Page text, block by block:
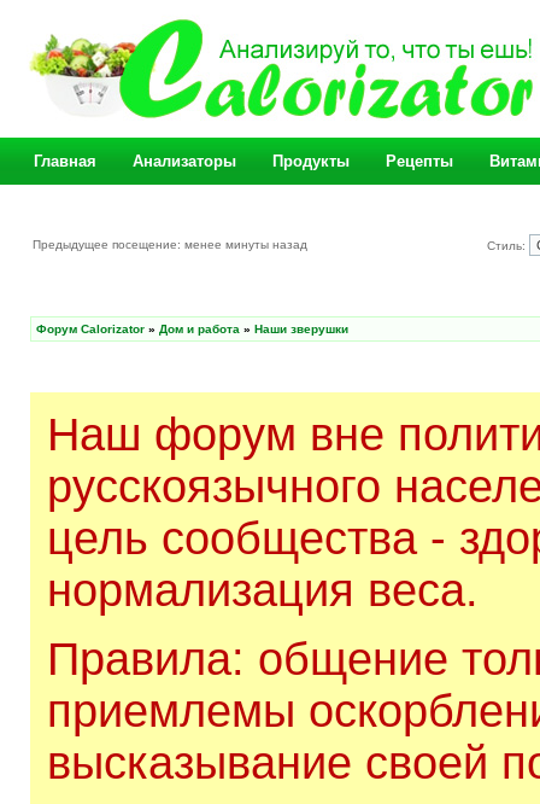
Главная Анализаторы Продукты Рецепты
Предыдущее посещение: менее минуты назад Стиль:
Форум Calorizator » Дом и работа » Наши зверушки
Наш форум вне
русскоязычного
цель сообщества -
нормализация веса.
Правила: общение
приемлемы
высказывание своей